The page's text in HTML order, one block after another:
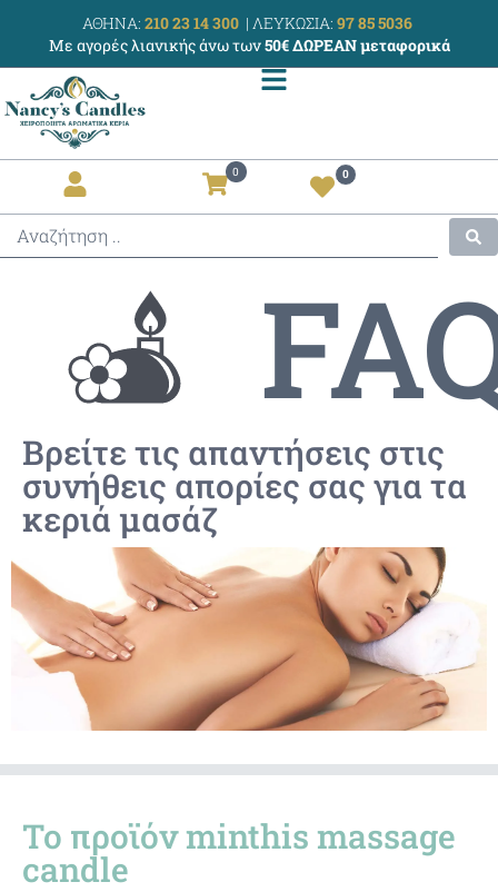
ΑΘΗΝΑ: 210 23 14 300 | ΛΕΥΚΩΣΙΑ: 97 85 5036
Με αγορές λιανικής άνω των50€ ΔΩΡΕΑΝ μεταφορικά
0 0
Βρείτε τις απαντήσεις στις
συνήθεις απορίες σας για τα
κεριά μασάζ
Το προϊόν minthis massage
candle